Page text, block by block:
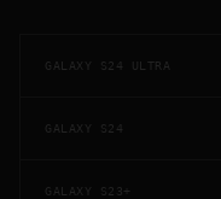
GALAXY S24 ULTRA
GALAXY S24
GALAXY S23+